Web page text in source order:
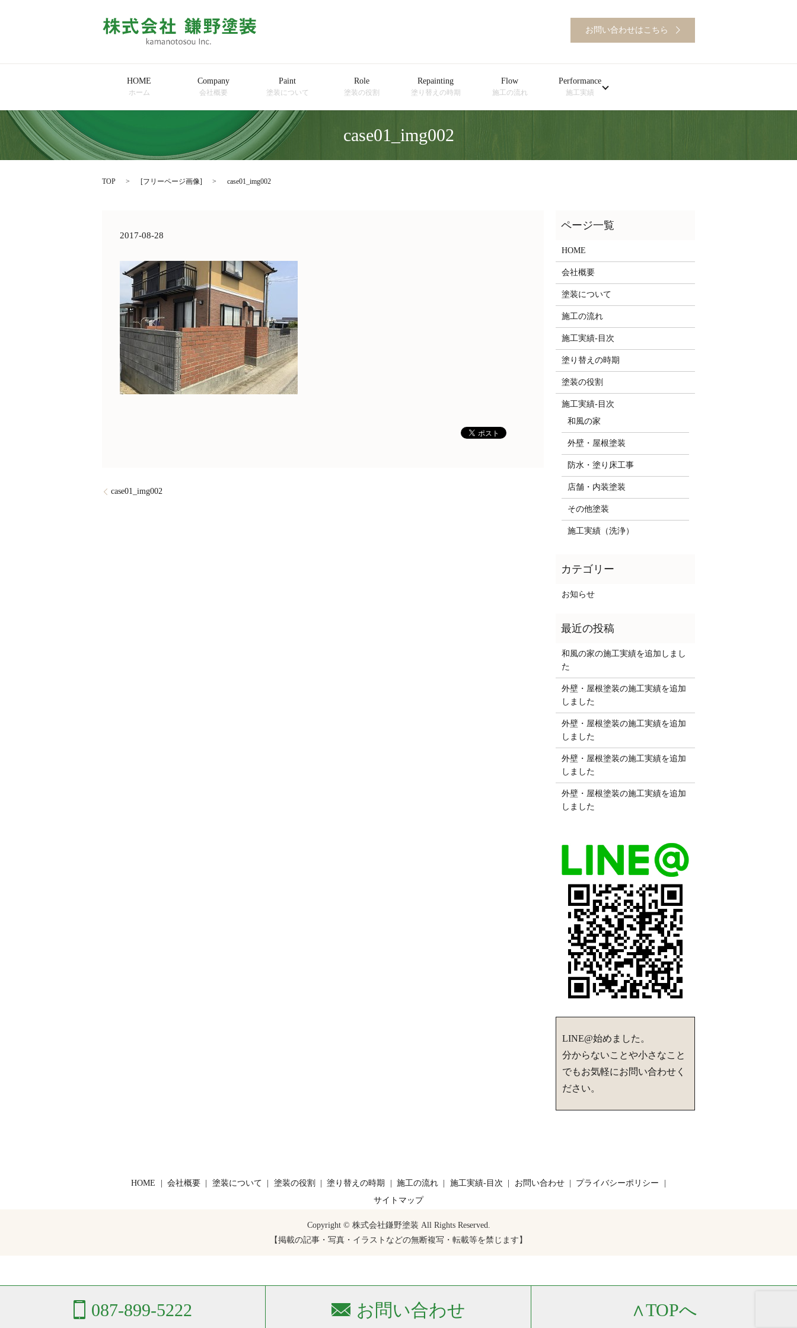
お問い合わせはこちら
HOME
ホーム
Company
会社概要
Paint
塗装について
Role
塗装の役割
Repainting
塗り替えの時期
Flow
施工の流れ
Performance
施工実績
case01_img002
TOP [フリーページ画像] case01_img002
2017-08-28
case01_img002
HOME
会社概要
塗装について
施工の流れ
施工実績-目次
塗り替えの時期
塗装の役割
施工実績-目次
和風の家
外壁・屋根塗装
防水・塗り床工事
店舗・内装塗装
その他塗装
施工実績（洗浄）
お知らせ
和風の家の施工実績を追加しまし
た
外壁・屋根塗装の施工実績を追加
しました
外壁・屋根塗装の施工実績を追加
しました
外壁・屋根塗装の施工実績を追加
しました
外壁・屋根塗装の施工実績を追加
しました
LINE@始めました。
分からないことや小さなこと
でもお気軽にお問い合わせく
ださい。
087-899-5222 お問い合わせ ∧TOPへ
HOME 会社概要 塗装について 塗装の役割 塗り替えの時期 施工の流れ 施工実績-目次 お問い合わせ
プライバシーポリシー
サイトマップ
Copyright © 株式会社鎌野塗装 All Rights Reserved.
【掲載の記事・写真・イラストなどの無断複写・転載等を禁じます】